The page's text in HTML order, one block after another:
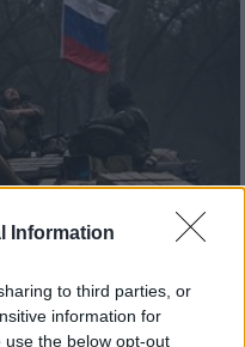
Information
to third parties, or
information for
the below opt-out